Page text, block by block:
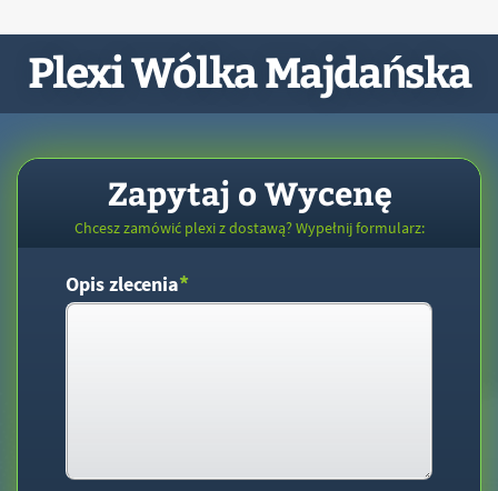
Plexi Wólka Majdańska
Zapytaj o Wycenę
Chcesz zamówić plexi z dostawą? Wypełnij formularz:
Opis zlecenia*